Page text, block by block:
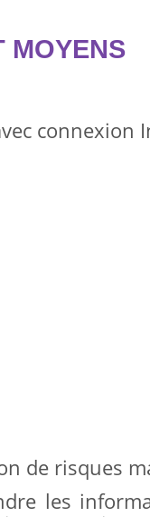
MOYENS
connexion
de risques
les